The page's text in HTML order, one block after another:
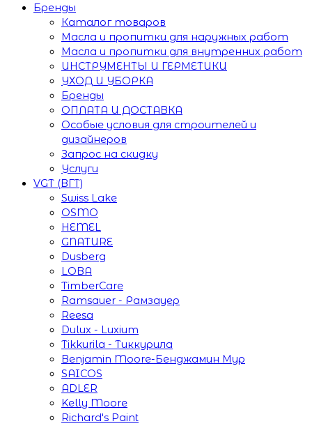
Бренды
Каталог товаров
Масла и пропитки для наружных работ
Масла и пропитки для внутренних работ
ИНСТРУМЕНТЫ И ГЕРМЕТИКИ
УХОД И УБОРКА
Бренды
ОПЛАТА И ДОСТАВКА
Особые условия для строителей и
дизайнеров
Запрос на скидку
Услуги
VGT (ВГТ)
Swiss Lake
OSMO
HEMEL
GNATURE
Dusberg
LOBA
TimberCare
Ramsauer - Рамзауер
Reesa
Dulux - Luxium
Tikkurila - Тиккурила
Benjamin Moore-Бенджамин Мур
SAICOS
ADLER
Kelly Moore
Richard's Paint